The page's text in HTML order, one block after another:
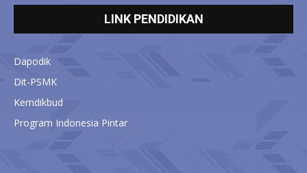
LINK PENDIDIKAN
Dapodik
Dit-PSMK
Kemdikbud
Program Indonesia Pintar